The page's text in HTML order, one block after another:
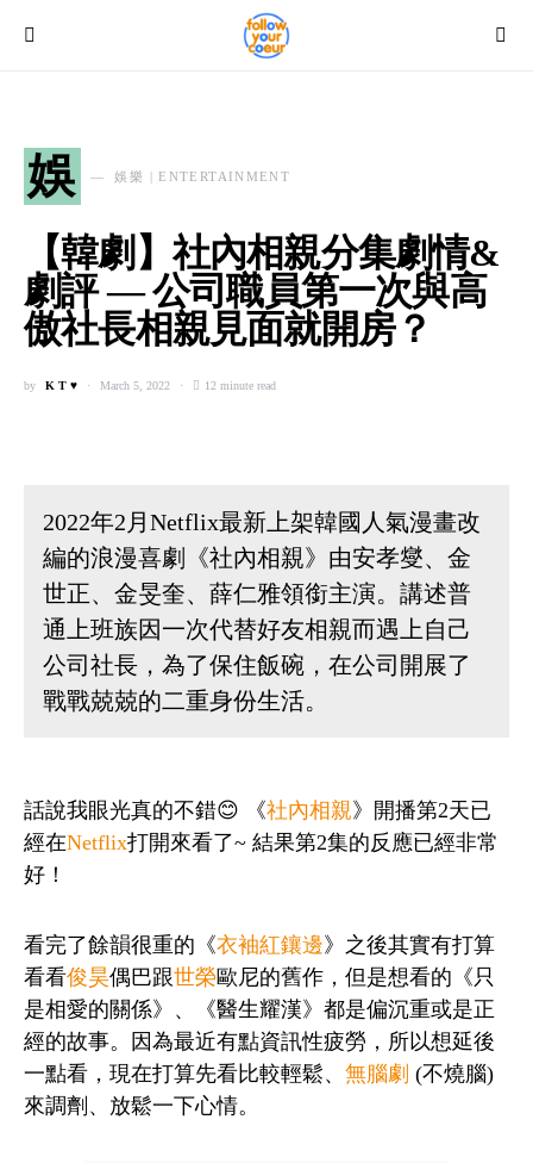
娛 娛樂 | ENTERTAINMENT
【韓劇】社內相親分集劇情&
劇評 — 公司職員第一次與高
傲社長相親見面就開房？
by K T ♥ March 5, 2022 12 minute read
2022年2月Netflix最新上架韓國人氣漫畫改
編的浪漫喜劇《社內相親》由安孝燮、金
世正、金旻奎、薛仁雅領銜主演。講述普
通上班族因一次代替好友相親而遇上自己
公司社長，為了保住飯碗，在公司開展了
戰戰兢兢的二重身份生活。
話說我眼光真的不錯😊 《社內相親》開播第2天已
經在Netflix打開來看了~ 結果第2集的反應已經非常
好！
看完了餘韻很重的《衣袖紅鑲邊》之後其實有打算
看看俊昊偶巴跟世榮歐尼的舊作，但是想看的《只
是相愛的關係》、《醫生耀漢》都是偏沉重或是正
經的故事。因為最近有點資訊性疲勞，所以想延後
一點看，現在打算先看比較輕鬆、 無腦劇 (不燒腦)
來調劑、放鬆一下心情。